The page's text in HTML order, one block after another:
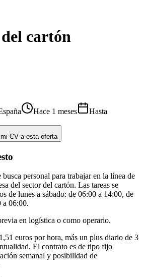
cartón
Hace 1 meses
Hasta
CV a esta oferta
personal para trabajar en la línea de
del sector del cartón. Las tareas se
de lunes a sábado: de 06:00 a 14:00, de
a 06:00.
en logística o como operario.
euros por hora, más un plus diario de 3
El contrato es de tipo fijo
semanal y posibilidad de